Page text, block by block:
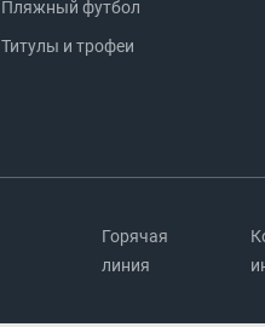
Пляжный футбол
Титулы и трофеи
Горячая
линия